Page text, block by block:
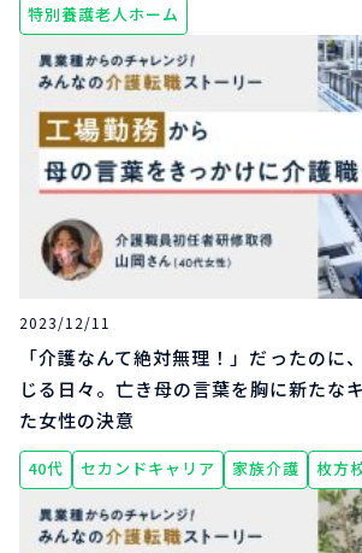
特別養護老人ホーム
2023/12/11
「介護なんて絶対無理！」だったのに
じる日々。亡き母の言葉を胸に新たな
た女性の決意
40代 セカンドキャリア 家族介護 枚方